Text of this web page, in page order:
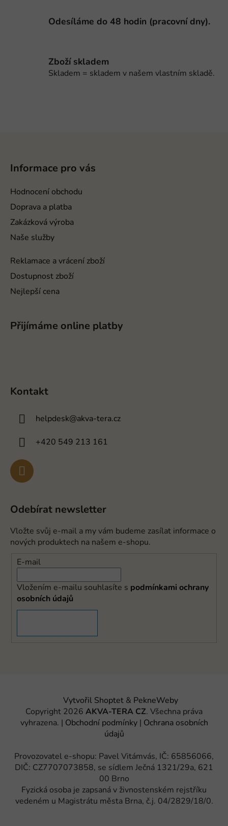
i
s
Odesíláme do 48 hodin (pracovní dny).
Zboží skladem
Skladem = skladem v našem vlastním skladě.
Informace pro vás
Hodnocení obchodu
Doprava a platba
Zakázková výroba
Naše služby
Reklamace a vrácení zboží
Dostupnost zboží
Nejlepší cena
Přijímáme online platby
Kontakt
helpdesk@akva-tera.cz
+420 549 213 161
Odebírat newsletter
Vložte svůj e-mail a my vám budeme zasílat informace o
nových produktech na našem e-shopu.
E-mail
Vložením e-mailu souhlasíte s podmínkami ochrany
osobních údajů
Vytvořil Shoptet& PekneWeby
Copyright 2026 AKVA-TERA CZ. Všechna práva
vyhrazena. | Obchodní podmínky| Ochrana osobních
údajů
Provozovatel e-shopu: Pavel Vitámvás, IČ: 65856066,
DIČ: CZ7707073858, se sídlem Ječná 1321/29a, 621
00 Brno
Fyzická osoba je zapsaná v živnostenském rejstříku
vedeném u Magistrátu města Brna, č.j. 04/2829/18/0.